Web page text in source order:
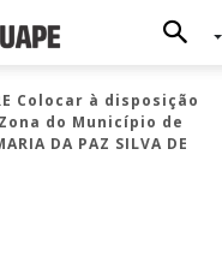
Colocar à disposição
do Município de
DA PAZ SILVA DE